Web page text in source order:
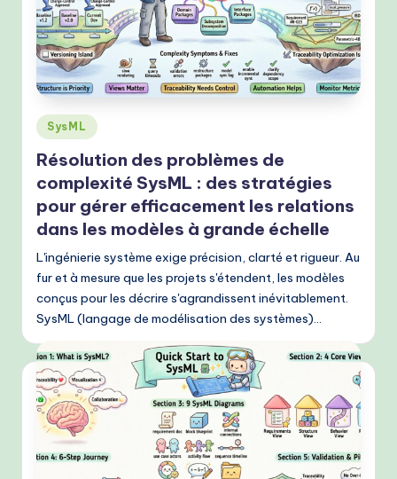
Posted
in
SysML
Résolution des problèmes de
complexité SysML : des stratégies
pour gérer efficacement les relations
dans les modèles à grande échelle
L'ingénierie système exige précision, clarté et rigueur. Au
fur et à mesure que les projets s'étendent, les modèles
conçus pour les décrire s'agrandissent inévitablement.
SysML (langage de modélisation des systèmes)…